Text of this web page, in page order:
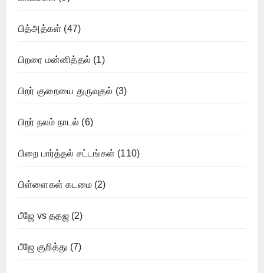
பித்அத்கள் (47)
பிறரை மன்னித்தல் (1)
பிறர் குறையை துருவுதல் (3)
பிறர் நலம் நாடல் (6)
பிறை பார்த்தல் சட்டங்கள் (110)
பிள்ளைகள் கடமை(2)
பீஜே vs ததஜ(2)
பீஜே குறித்து (7)